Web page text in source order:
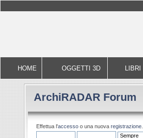
HOME OGGETTI 3D LIBRI
ArchiRADAR Forum
Effettua l'accesso o una nuova registrazione.